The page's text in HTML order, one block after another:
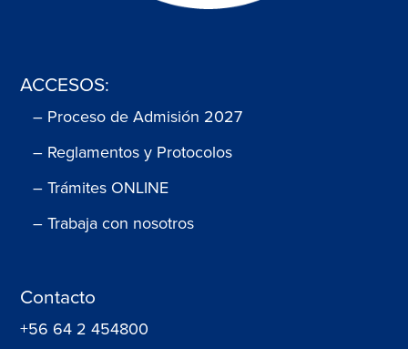
ACCESOS:
– Proceso de Admisión 2027
– Reglamentos y Protocolos
– Trámites ONLINE
– Trabaja con nosotros
Contacto
+56 64 2 454800